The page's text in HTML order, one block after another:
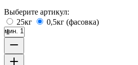
Выберите артикул:
25кг
0,5кг (фасовка)
мин. 1